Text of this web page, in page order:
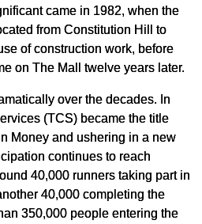
came in 1982, when the
from Constitution Hill to
of construction work, before
on The Mall twelve years later.
over the decades. In
(TCS) became the title
Money and ushering in a new
continues to reach
40,000 runners taking part in
40,000 completing the
350,000 people entering the